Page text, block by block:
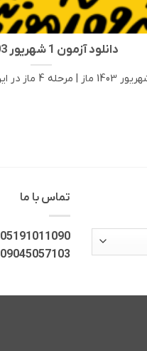
دانلود آزمون 1 شهریور 1403 ماز
تماس با ما
05191011090
09045057103